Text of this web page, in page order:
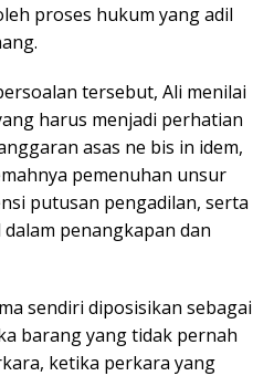
proses hukum yang adil
tersebut, Ali menilai
harus menjadi perhatian
asas ne bis in idem,
pemenuhan unsur
putusan pengadilan, serta
penangkapan dan
sendiri diposisikan sebagai
barang yang tidak pernah
ketika perkara yang